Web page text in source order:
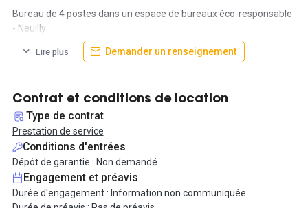
Bureau de 4 postes dans un espace de bureaux éco-responsable
- Neuilly
Lire plus Demander un renseignement
Contrat et conditions de location
Type de contrat
Prestation de service
Conditions d'entrées
Dépôt de garantie : Non demandé
Engagement et préavis
Durée d'engagement : Information non communiquée